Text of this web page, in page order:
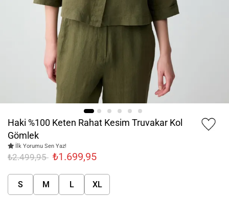
Haki %100 Keten Rahat Kesim Truvakar Kol
Gömlek
İlk Yorumu Sen Yaz!
₺2.499,95 ₺1.699,95
S M L XL